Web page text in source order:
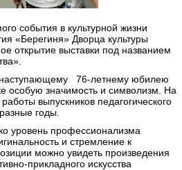
события в культурной жизни
«Берегиня» Дворца культуры
открытие выставки под названием
76-летнему юбилею
особую значимость и символизм. На
выпускников педагогического
годы.
уровень профессионализма
и стремление к
можно увидеть произведения
прикладного искусства